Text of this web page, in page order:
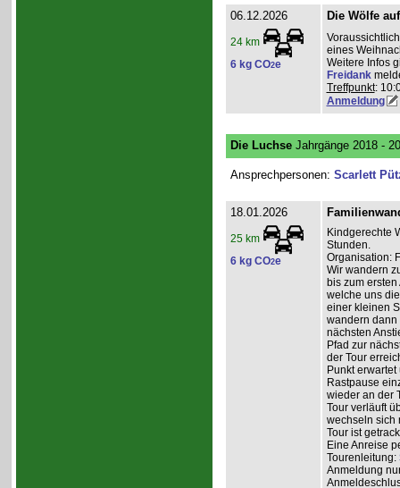
06.12.2026
24 km
6 kg CO2e
Die Wölfe
eines
Weitere Infos
Freidank
Treffpunkt:
Anmeldung
Die LuchseJahrgänge 2018 -
Ansprechpersonen: Scarlett
18.01.2026
25 km
6 kg CO2e
Kindgerechte
Stunden.
Organisation:
Wir wandern
bis zum
welche uns
einer kleinen
wandern dann
nächsten
Pfad zur
der Tour
Punkt
Rastpause
wieder an der
Tour verläuft
wechseln sich
Tour ist
Eine Anreise
Tourenleitung:
Anmeldung